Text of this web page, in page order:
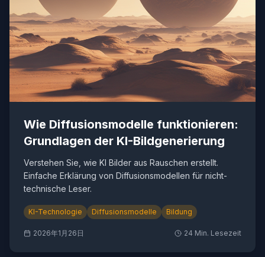
Wie Diffusionsmodelle funktionieren:
Grundlagen der KI-Bildgenerierung
Verstehen Sie, wie KI Bilder aus Rauschen erstellt.
Einfache Erklärung von Diffusionsmodellen für nicht-
technische Leser.
KI-Technologie Diffusionsmodelle Bildung
2026年1月26日 24 Min. Lesezeit